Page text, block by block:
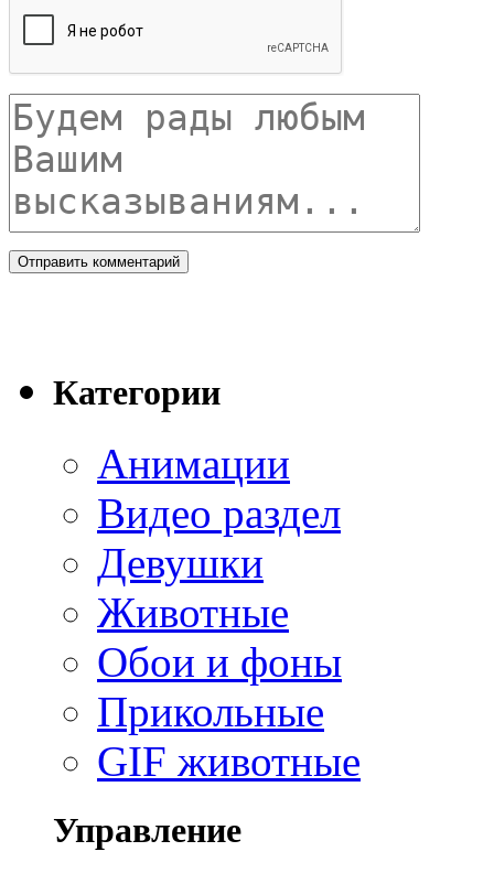
Категории
Анимации
Видео раздел
Девушки
Животные
Обои и фоны
Прикольные
GIF животные
Управление